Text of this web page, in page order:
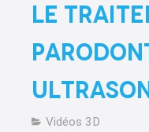
Le
Vidéos 3D